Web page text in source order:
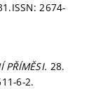
ISSN: 2674-
PŘÍMĚSI. 28.
6-2.